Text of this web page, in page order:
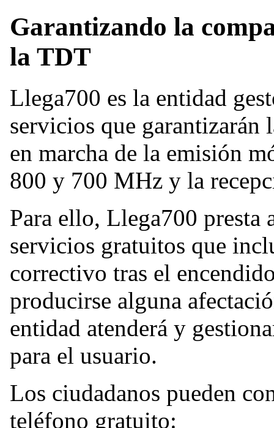
Garantizando la
la TDT
Llega700 es la entidad
servicios que garantizarán
en marcha de la emisión
800 y 700 MHz y la
Para ello, Llega700 presta
servicios gratuitos que
correctivo tras el
producirse alguna
entidad atenderá y
para el usuario.
Los ciudadanos pueden
teléfono gratuito: